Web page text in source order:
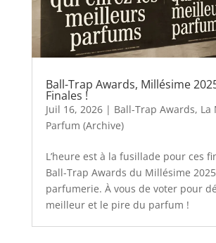
Ball-Trap Awards, Millésime
Finales !
Juil 16, 2026| Ball-Trap Awards, La
Parfum (Archive)
L’heure est à la fusillade pour ces
Ball-Trap Awards du Millésime
parfumerie. À vous de voter pour
meilleur et le pire du parfum !